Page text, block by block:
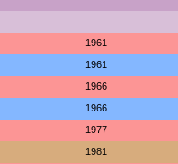
1961
1961
1966
1966
1977
1981